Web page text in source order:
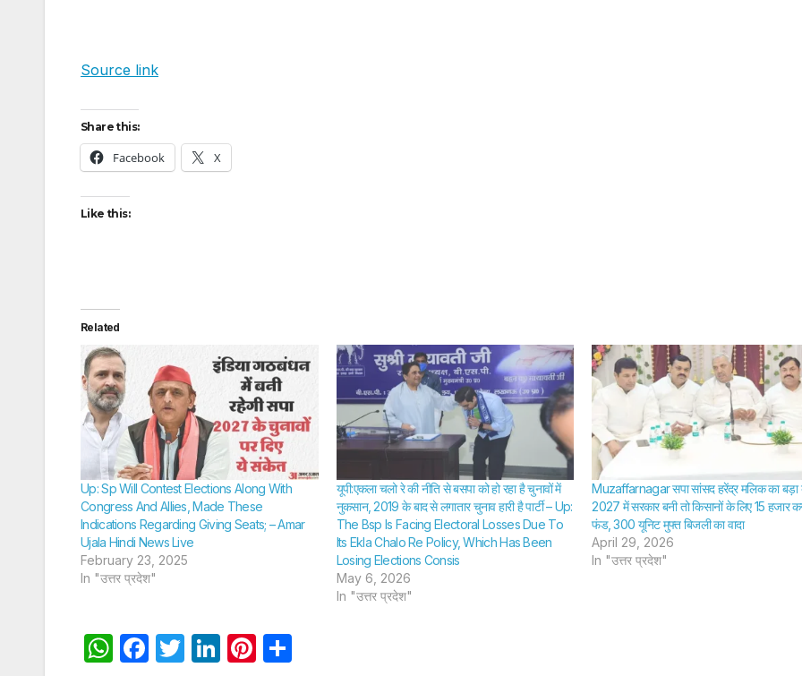
Source link
Share this:
Facebook X
Like this:
Related
Up: Sp Will Contest Elections Along With
Congress And Allies, Made These
Indications Regarding Giving Seats; – Amar
Ujala Hindi News Live
February 23, 2025
In "उत्तर प्रदेश"
यूपी:एकला चलो रे की नीति से बसपा को हो रहा है चुनावों में
नुकसान, 2019 के बाद से लगातार चुनाव हारी है पार्टी – Up:
The Bsp Is Facing Electoral Losses Due To
Its Ekla Chalo Re Policy, Which Has Been
Losing Elections Consis
May 6, 2026
In "उत्तर प्रदेश"
Muzaffarnagar सपा सांसद हरेंद्र मलिक का बड़ा
2027 में सरकार बनी तो किसानों के लिए 15 हजार
फंड, 300 यूनिट मुफ्त बिजली का वादा
April 29, 2026
In "उत्तर प्रदेश"
W F
T
Li Pi